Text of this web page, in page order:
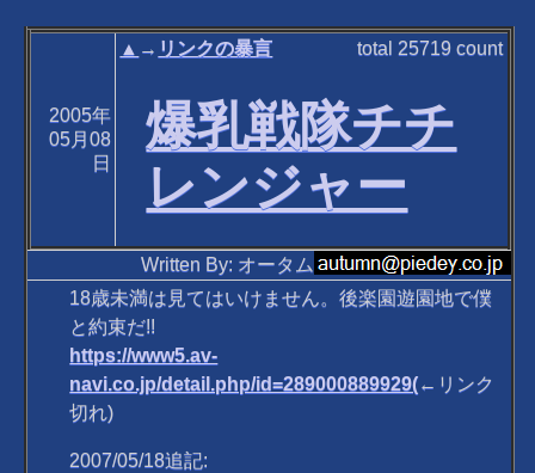
2005年
05月08
日
▲ → リンクの暴言 total 25719 count
爆乳戦隊チチ
レンジャー
Written By: オータム
18歳未満は見てはいけません。後楽園遊園地で僕
と約束だ!!
https://www5.av-
navi.co.jp/detail.php/id=289000889929(←リンク
切れ)
2007/05/18追記: